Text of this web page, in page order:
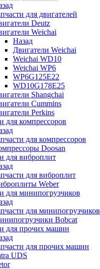
для двигателей
Deutz
Weichai
Назад
Двигатели Weichai
Weichai WD10
Weichai WP6
WP6G125E22
WD10G178E25
Shangchai
Cummins
Perkins
для компрессоров
для компрессоров
Doosan
для виброплит
для виброплит
Weber
для минипогрузчиков
для минипогрузчиков
Bobcat
для прочих машин
для прочих машин
UDS